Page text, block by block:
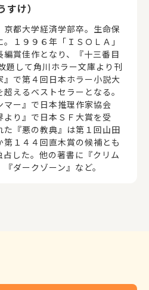
け）
京都大学経済学部卒。生命保
１９９６年「ＩＳＯＬＡ」
賞佳作となり、『十三番目
題して角川ホラー文庫より刊
で第４回日本ホラー小説大
えるベストセラーとなる。
マー』で日本推理作家協会
り』で日本ＳＦ大賞を受
『悪の教典』は第１回山田
１４４回直木賞の候補とも
した。他の著書に『クリム
ダークゾーン』など。